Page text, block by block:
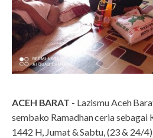
ACEH BARAT - Lazismu Aceh
sembako Ramadhan ceria sebagai
1442 H, Jumat & Sabtu, (23 & 24/